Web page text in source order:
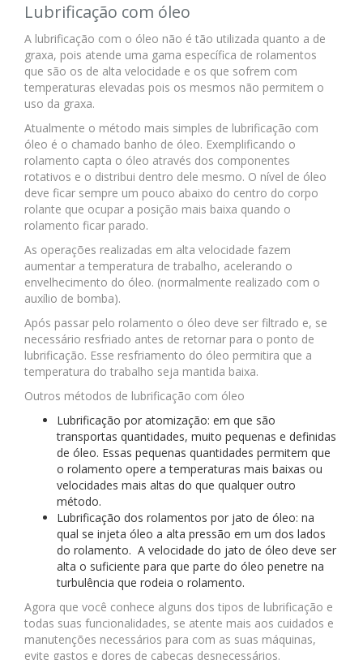
Lubrificação com óleo
A lubrificação com o óleo não é tão utilizada quanto a de
graxa, pois atende uma gama específica de rolamentos
que são os de alta velocidade e os que sofrem com
temperaturas elevadas pois os mesmos não permitem o
uso da graxa.
Atualmente o método mais simples de lubrificação com
óleo é o chamado banho de óleo. Exemplificando o
rolamento capta o óleo através dos componentes
rotativos e o distribui dentro dele mesmo. O nível de óleo
deve ficar sempre um pouco abaixo do centro do corpo
rolante que ocupar a posição mais baixa quando o
rolamento ficar parado.
As operações realizadas em alta velocidade fazem
aumentar a temperatura de trabalho, acelerando o
envelhecimento do óleo. (normalmente realizado com o
auxílio de bomba).
Após passar pelo rolamento o óleo deve ser filtrado e, se
necessário resfriado antes de retornar para o ponto de
lubrificação. Esse resfriamento do óleo permitira que a
temperatura do trabalho seja mantida baixa.
Outros métodos de lubrificação com óleo
Lubrificação por atomização: em que são
transportas quantidades, muito pequenas e definidas
de óleo. Essas pequenas quantidades permitem que
o rolamento opere a temperaturas mais baixas ou
velocidades mais altas do que qualquer outro
método.
Lubrificação dos rolamentos por jato de óleo: na
qual se injeta óleo a alta pressão em um dos lados
do rolamento. A velocidade do jato de óleo deve ser
alta o suficiente para que parte do óleo penetre na
turbulência que rodeia o rolamento.
Agora que você conhece alguns dos tipos de lubrificação e
todas suas funcionalidades, se atente mais aos cuidados e
manutenções necessários para com as suas máquinas,
evite gastos e dores de cabeças desnecessários.